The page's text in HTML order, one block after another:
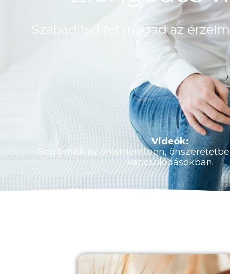
Szabadítsd fel magad az
Videók:
Segítenek az önismeretben,
kapcsolódásokban.